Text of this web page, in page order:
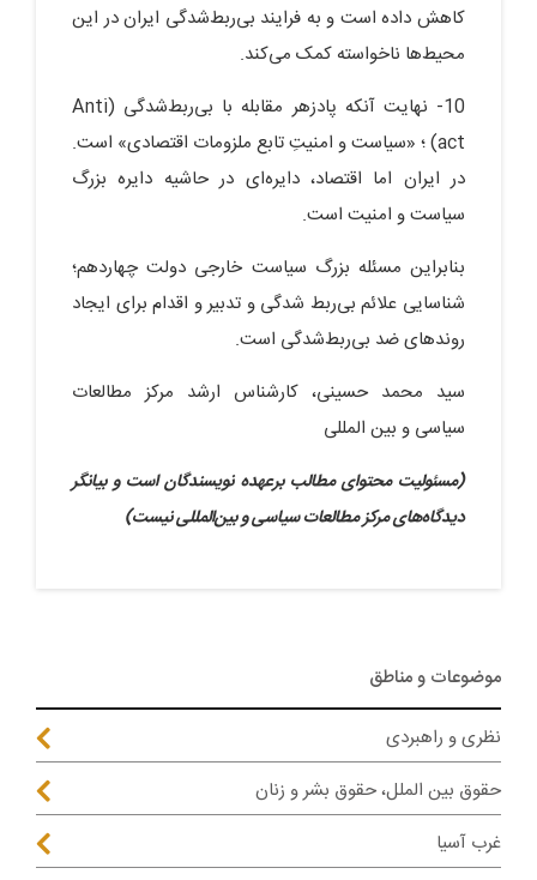
کاهش داده است و به فرایند بی‌ربط‌شدگی ایران در این
محیط‌ها ناخواسته کمک می‌کند.
10- نهایت آنکه پادزهر مقابله با بی‌ربط‌شدگی (Anti
act) ؛ «سیاست و امنیتِ تابع ملزومات اقتصادی» است.
در ایران اما اقتصاد، دایره‌ای در حاشیه دایره بزرگ
سیاست و امنیت است.
بنابراین مسئله بزرگ سیاست خارجی دولت چهاردهم؛
شناسایی علائم بی‌ربط شدگی و تدبیر و اقدام برای ایجاد
روندهای ضد بی‌ربط‌شدگی است.
سید محمد حسینی، کارشناس ارشد مرکز مطالعات
سیاسی و بین المللی
(مسئولیت محتوای مطالب برعهده نویسندگان است و بیانگر
دیدگاه‌های مرکز مطالعات سیاسی و بین‌المللی نیست)
موضوعات و مناطق
نظری و راهبردی
حقوق بین الملل، حقوق بشر و زنان
غرب آسیا